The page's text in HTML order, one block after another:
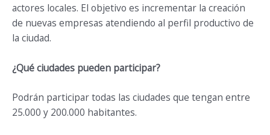
actores locales. El objetivo es incrementar la creación
de nuevas empresas atendiendo al perfil productivo de
la ciudad.
¿Qué ciudades pueden participar?
Podrán participar todas las ciudades que tengan entre
25.000 y 200.000 habitantes.